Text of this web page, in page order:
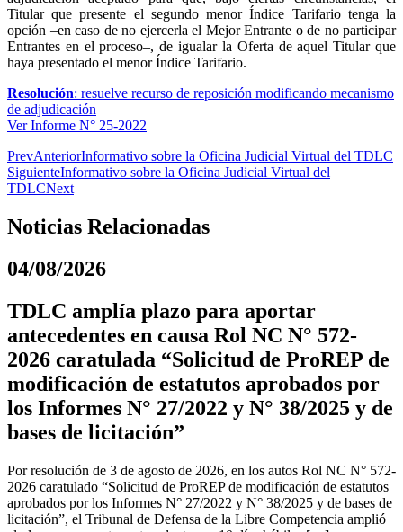
Titular que presente el segundo menor Índice Tarifario tenga la
opción –en caso de no ejercerla el Mejor Entrante o de no participar
Entrantes en el proceso–, de igualar la Oferta de aquel Titular que
haya presentado el menor Índice Tarifario.
Resolución: resuelve recurso de reposición modificando mecanismo
de adjudicación
Ver Informe N° 25-2022
PrevAnteriorInformativo sobre la Oficina Judicial Virtual del TDLC
SiguienteInformativo sobre la Oficina Judicial Virtual del
TDLCNext
Noticias Relacionadas
04/08/2026
TDLC amplía plazo para aportar
antecedentes en causa Rol NC N° 572-
2026 caratulada “Solicitud de ProREP de
modificación de estatutos aprobados por
los Informes N° 27/2022 y N° 38/2025 y de
bases de licitación”
Por resolución de 3 de agosto de 2026, en los autos Rol NC N° 572-
2026 caratulado “Solicitud de ProREP de modificación de estatutos
aprobados por los Informes N° 27/2022 y N° 38/2025 y de bases de
licitación”, el Tribunal de Defensa de la Libre Competencia amplió